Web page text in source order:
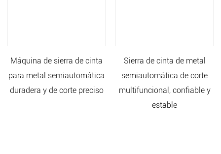
Máquina de sierra de cinta
para metal semiautomática
duradera y de corte preciso
Sierra de cinta de metal
semiautomática de corte
multifuncional, confiable y
estable